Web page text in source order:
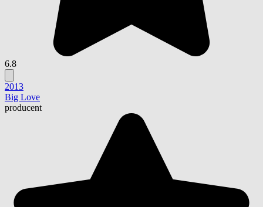
6.8
2013
Big Love
producent